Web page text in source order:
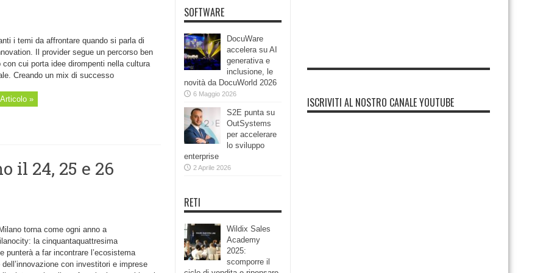
i temi da affrontare quando si parla di
Il provider segue un percorso ben
con cui porta idee dirompenti nella cultura
Creando un mix di successo
»
il 24, 25 e 26
torna come ogni anno a
la cinquantaquattresima
punterà a far incontrare l’ecosistema
dell’innovazione con investitori e imprese
SOFTWARE
DocuWare
accelera su AI
generativa e
inclusione, le
novità da DocuWorld 2026
6 Maggio 2026
S2E punta su
OutSystems
per accelerare
lo sviluppo
enterprise
2 Aprile 2026
RETI
Wildix Sales
Academy
2025:
scomporre il
ISCRIVITI AL NOSTRO CANALE YOUTUBE